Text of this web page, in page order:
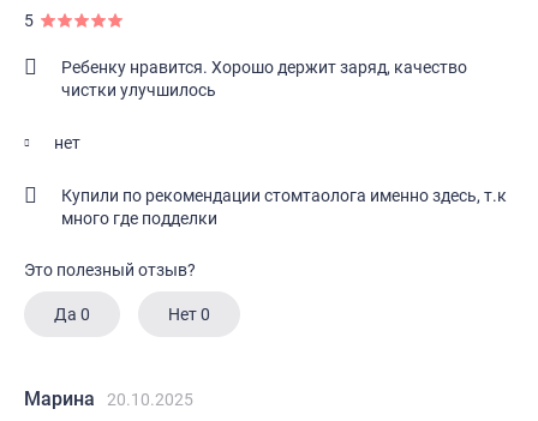
5
Ребенку нравится. Хорошо держит заряд, качество
чистки улучшилось
нет
Купили по рекомендации стомтаолога именно здесь, т.к
много где подделки
Это полезный отзыв?
Да 0 Нет0
Марина
20.10.2025